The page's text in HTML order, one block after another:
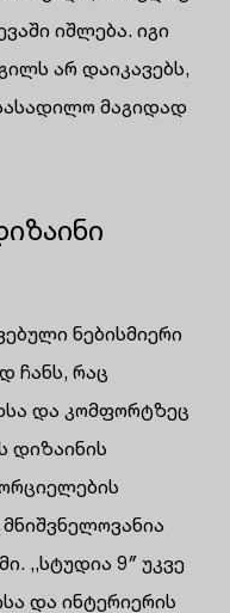
იშლება. იგი
არ დაიკავებს,
მაგიდად
ნებისმიერი
ჩანს, რაც
და კომფორტზეც
დიზაინის
,,სტუდია 9″ უკვე
და ინტერიერის